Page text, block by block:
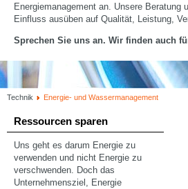
Energiemanagement an. Unsere
Einfluss ausüben auf Qualität, Leistung,
Sprechen Sie uns an. Wir finden auch
Technik Energie- und Wassermanagement
Ressourcen sparen
Uns geht es darum Energie zu
verwenden und nicht Energie zu
verschwenden. Doch das
Unternehmensziel, Energie